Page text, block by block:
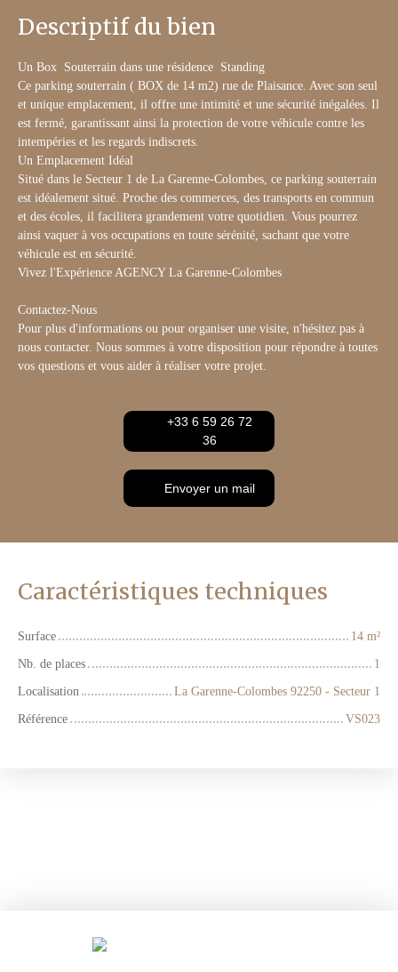
Descriptif du bien
Un Box Souterrain dans une résidence Standing
Ce parking souterrain ( BOX de 14 m2) rue de Plaisance. Avec son seul
et unique emplacement, il offre une intimité et une sécurité inégalées. Il
est fermé, garantissant ainsi la protection de votre véhicule contre les
intempéries et les regards indiscrets.
Un Emplacement Idéal
Situé dans le Secteur 1 de La Garenne-Colombes, ce parking souterrain
est idéalement situé. Proche des commerces, des transports en commun
et des écoles, il facilitera grandement votre quotidien. Vous pourrez
ainsi vaquer à vos occupations en toute sérénité, sachant que votre
véhicule est en sécurité.
Vivez l'Expérience AGENCY La Garenne-Colombes
Contactez-Nous
Pour plus d'informations ou pour organiser une visite, n'hésitez pas à
nous contacter. Nous sommes à votre disposition pour répondre à toutes
vos questions et vous aider à réaliser votre projet.
+33 6 59 26 72
36
Envoyer un mail
Caractéristiques techniques
Surface 14 m²
Nb. de places
1
Localisation
La Garenne-Colombes 92250 - Secteur 1
Référence
VS023